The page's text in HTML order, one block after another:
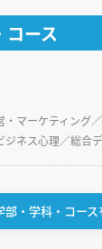
コース
・マーケティング
ジネス心理／総合
部・学科・コー